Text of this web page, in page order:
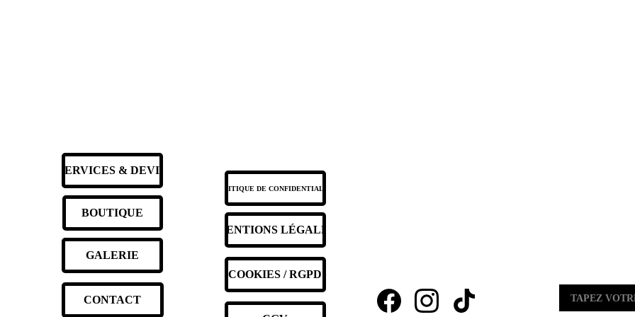
SERVICES & DEVIS
GALERIE
BOUTIQUE
CONTACT
POLITIQUE DE CONFIDENTIALITÉ
MENTIONS LÉGALES
COOKIES / RGPD